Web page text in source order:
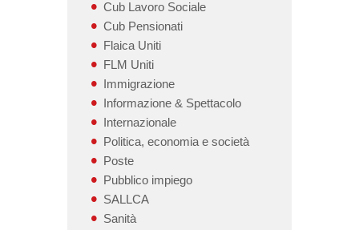
Cub Lavoro Sociale
Cub Pensionati
Flaica Uniti
FLM Uniti
Immigrazione
Informazione & Spettacolo
Internazionale
Politica, economia e società
Poste
Pubblico impiego
SALLCA
Sanità